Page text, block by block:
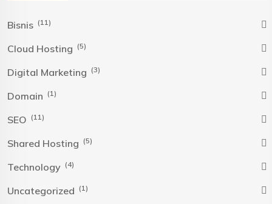
Bisnis (11)
Cloud Hosting (5)
Digital Marketing (3)
Domain (1)
SEO (11)
Shared Hosting (5)
Technology (4)
Uncategorized (1)